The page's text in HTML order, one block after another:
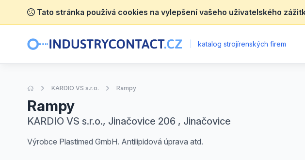
Tato stránka používá cookies na vylepšení vašeho uživatelského
katalog strojírenských firem
Úvodní stránka
KARDIO VS s.r.o. Rampy
Rampy
KARDIO VS s.r.o., Jinačovice 206 , Jinačovice
Výrobce Plastimed GmbH. Antilipidová úprava atd.